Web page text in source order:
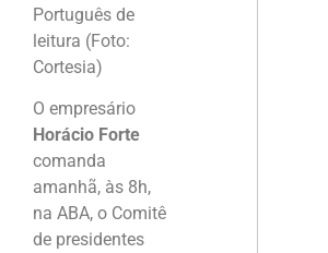
Português de
leitura (Foto:
Cortesia)
O empresário
Horácio Forte
comanda
amanhã, às 8h,
na ABA, o Comitê
de presidentes